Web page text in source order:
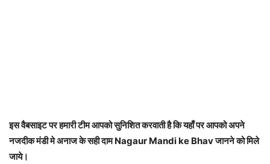
इस वैबसाइट पर हमारी टीम आपको सुनिशित करवाती है कि यहाँ पर आपको अपने
नजदीक मंडी मे अनाज के सही दाम Nagaur Mandi ke Bhav जानने को मिले
जाये।